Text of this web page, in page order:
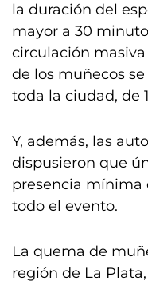
la duración del
mayor a 30
circulación
de los muñecos
toda la ciudad, de
Y, además, las
dispusieron que
presencia mínima
todo el evento.
La quema de
región de La